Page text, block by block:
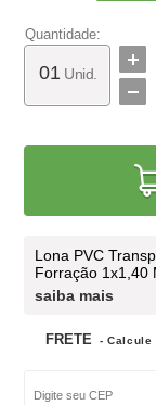
Quantidade:
Unid.
Lona PVC
Forração 1x1,40
saiba mais
FRETE - Calcule